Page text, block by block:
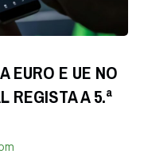
EURO E UE NO
REGISTA A 5.ª